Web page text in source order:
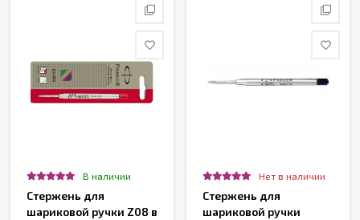
В наличии
Стержень для
шариковой ручки Z08 в
Нет в наличии
Стержень для
шариковой ручки